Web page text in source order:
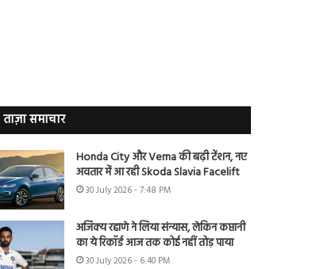
ताज़ा समाचार
Honda City और Verna की बढ़ी टेंशन, नए
अवतार में आ रही Skoda Slavia Facelift
30 July 2026 - 7:48 PM
अजिंक्य रहाणे ने लिया संन्यास, लेकिन कप्तानी
का ये रिकॉर्ड आज तक कोई नहीं तोड़ पाया
30 July 2026 - 6:40 PM